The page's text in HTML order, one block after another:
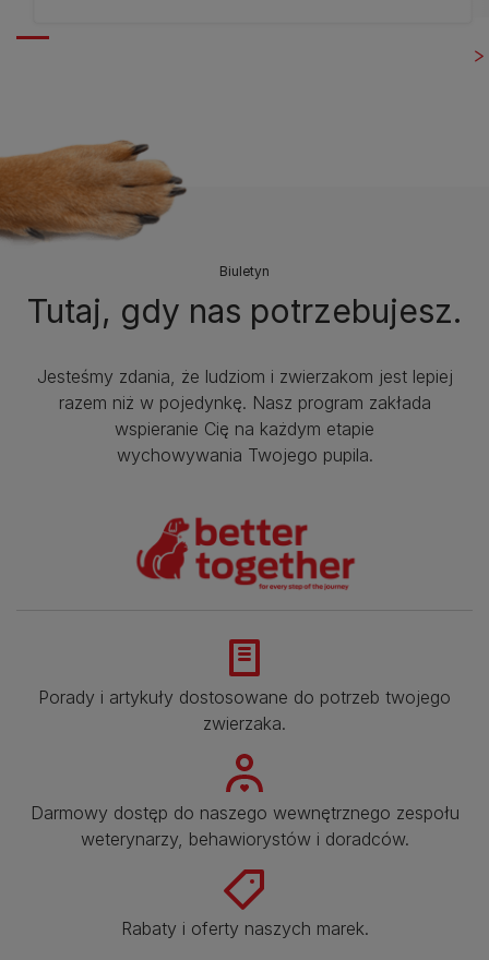
Biuletyn
Tutaj, gdy nas potrzebujesz.
Jesteśmy zdania, że ludziom i zwierzakom jest lepiej
razem niż w pojedynkę. Nasz program zakłada
wspieranie Cię na każdym etapie
wychowywania Twojego pupila.
Porady i artykuły dostosowane do potrzeb twojego
zwierzaka.​
Darmowy dostęp do naszego wewnętrznego zespołu
weterynarzy, behawiorystów i doradców.​
Rabaty i oferty naszych marek.​